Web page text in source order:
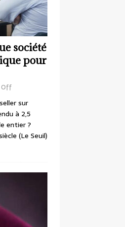
société
pour
Off
sur
à 2,5
entier ?
(Le Seuil)